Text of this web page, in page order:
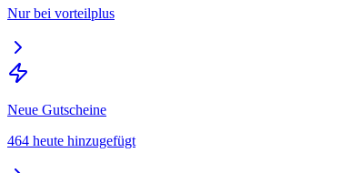
Nur bei vorteilplus
Neue Gutscheine
464 heute hinzugefügt